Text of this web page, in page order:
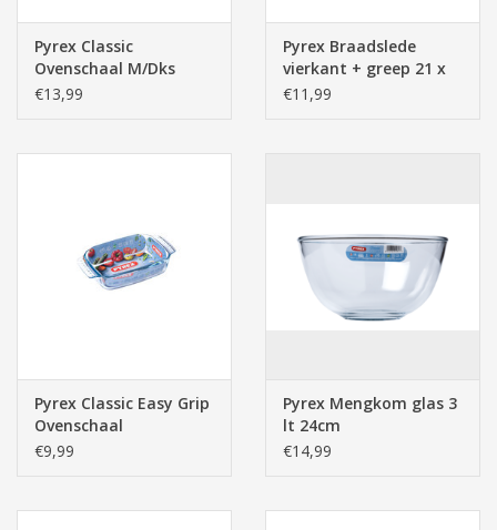
Pyrex Classic
Ovenschaal M/Dks
22X17X10 1Lt
€13,99
Pyrex Braadslede
vierkant + greep 21 x
21cm
€11,99
Pyrex Classic Easy Grip
Ovenschaal
22X13X5cm 0,5Lt
€9,99
Pyrex Mengkom glas 3
lt 24cm
€14,99